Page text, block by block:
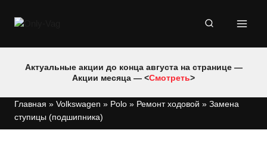
Актуальные акции до конца августа на странице —
Акции месяца — <Смотреть>
Главная » Volkswagen » Polo » Ремонт ходовой » Замена
ступицы (подшипника)